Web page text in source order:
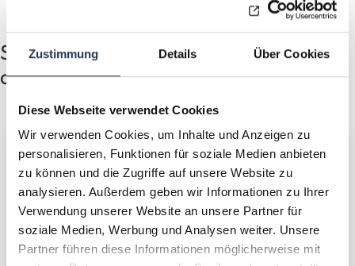
Zustimmung Details Über Cookies
Diese Webseite verwendet Cookies
Wir verwenden Cookies, um Inhalte und Anzeigen zu
personalisieren, Funktionen für soziale Medien anbieten
zu können und die Zugriffe auf unsere Website zu
analysieren. Außerdem geben wir Informationen zu Ihrer
Verwendung unserer Website an unsere Partner für
soziale Medien, Werbung und Analysen weiter. Unsere
Partner führen diese Informationen möglicherweise mit
So profitieren Sie von unserer
digitalen bAV-Verwaltung
Effiziente, automatisierte
Administration
Mit EasyPension®werden alle
Verwaltungsprozesse Ihrer bAV – von